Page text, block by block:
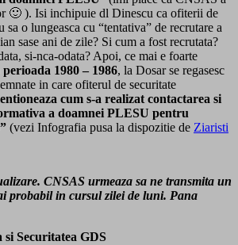
🙂 ). Isi inchipuie dl Dinescu ca ofiterii de
sa o lungeasca cu “tentativa” de recrutare a
sase ani de zile? Si cum a fost recrutata?
si-nca-odata? Apoi, ce mai e foarte
1980 – 1986, la Dosar se regasesc
in care ofiterul de securitate
cum s-a realizat contactarea si
a doamnei PLESU pentru
(vezi Infografia pusa la dispozitie de Ziaristi
CNSAS urmeaza sa ne transmita un
probabil in cursul zilei de luni. Pana
si Securitatea GDS